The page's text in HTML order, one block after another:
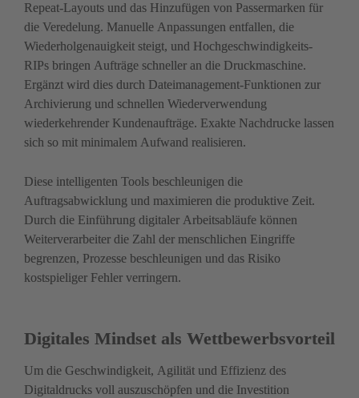
Repeat-Layouts und das Hinzufügen von Passermarken für
die Veredelung. Manuelle Anpassungen entfallen, die
Wiederholgenauigkeit steigt, und Hochgeschwindigkeits-
RIPs bringen Aufträge schneller an die Druckmaschine.
Ergänzt wird dies durch Dateimanagement-Funktionen zur
Archivierung und schnellen Wiederverwendung
wiederkehrender Kundenaufträge. Exakte Nachdrucke lassen
sich so mit minimalem Aufwand realisieren.
Diese intelligenten Tools beschleunigen die
Auftragsabwicklung und maximieren die produktive Zeit.
Durch die Einführung digitaler Arbeitsabläufe können
Weiterverarbeiter die Zahl der menschlichen Eingriffe
begrenzen, Prozesse beschleunigen und das Risiko
kostspieliger Fehler verringern.
Digitales Mindset als Wettbewerbsvorteil
Um die Geschwindigkeit, Agilität und Effizienz des
Digitaldrucks voll auszuschöpfen und die Investition